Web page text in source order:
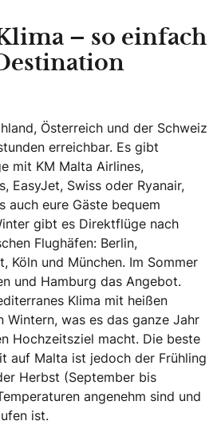
– so einfach
Österreich und der Schweiz
erreichbar. Es gibt
mit KM Malta Airlines,
EasyJet, Swiss oder Ryanair,
auch eure Gäste bequem
gibt es Direktflüge nach
Flughäfen: Berlin,
Köln und München. Im Sommer
und Hamburg das Angebot.
Klima mit heißen
Wintern, was es das ganze Jahr
Hochzeitsziel macht. Die beste
auf Malta ist jedoch der Frühling
Herbst (September bis
angenehm sind und
ist.